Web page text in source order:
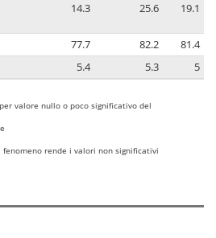
14.3 25.6 19.1
77.7 82.2
81.4
5.4 5.3 5
valore nullo o poco significativo del
fenomeno rende i valori non significativi